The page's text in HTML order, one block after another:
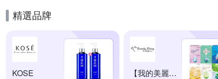
精選品牌
KOSE 【我的美麗日記】